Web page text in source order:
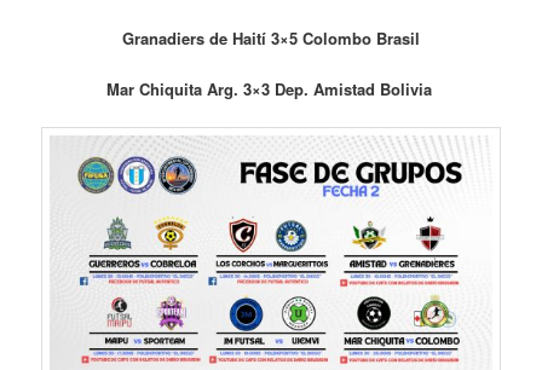
Granadiers de Haití 3×5 Colombo Brasil
Mar Chiquita Arg. 3×3 Dep. Amistad Bolivia